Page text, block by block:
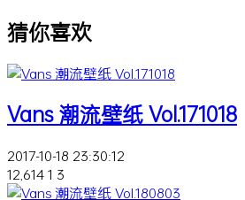
猜你喜欢
Vans 潮流壁纸 Vol.171018
2017-10-18 23:30:12
12,6141 3